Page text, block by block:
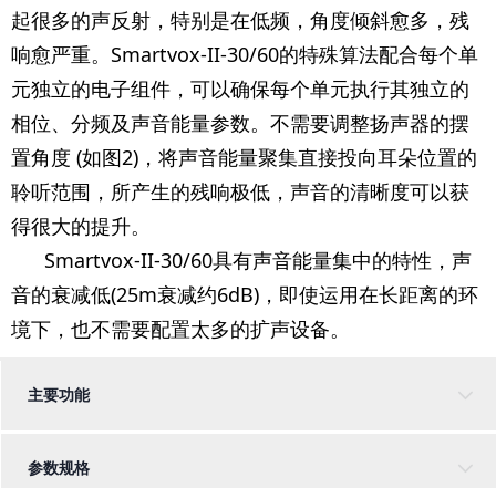
起很多的声反射，特别是在低频，角度倾斜愈多，残
响愈严重。Smartvox-II-30/60的特殊算法配合每个单
元独立的电子组件，可以确保每个单元执行其独立的
相位、分频及声音能量参数。不需要调整扬声器的摆
置角度 (如图2)，将声音能量聚集直接投向耳朵位置的
聆听范围，所产生的残响极低，声音的清晰度可以获
得很大的提升。
Smartvox-II-30/60具有声音能量集中的特性，声
音的衰减低(25m衰减约6dB)，即使运用在长距离的环
境下，也不需要配置太多的扩声设备。
主要功能
参数规格